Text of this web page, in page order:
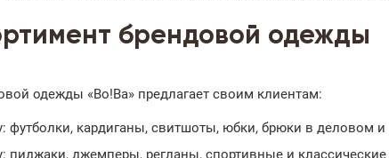
брендовой одежды
одежды «Во!Ва» предлагает своим клиентам:
футболки, кардиганы, свитшоты, юбки, брюки в деловом
пиджаки, джемперы, регланы, спортивные и